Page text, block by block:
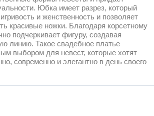
Юбка имеет разрез, который
и женственность и позволяет
красивые ножки. Благодаря корсетному
подчеркивает фигуру, создавая
линию. Такое свадебное платье
выбором для невест, которые хотят
современно и элегантно в день своего